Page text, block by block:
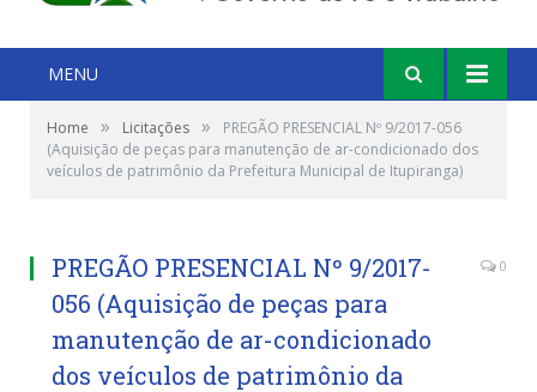
MENU
Home » Licitações »
PREGÃO PRESENCIAL Nº 9/2017-056
(Aquisição de peças para manutenção de ar-condicionado dos
veículos de patrimônio da Prefeitura Municipal de Itupiranga)
PREGÃO PRESENCIAL Nº 9/2017-
056 (Aquisição de peças para
manutenção de ar-condicionado
dos veículos de patrimônio da
0